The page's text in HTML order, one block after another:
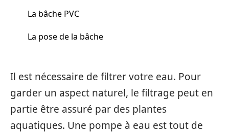
La bâche PVC
La pose de la bâche
Il est nécessaire de filtrer votre eau. Pour
garder un aspect naturel, le filtrage peut en
partie être assuré par des plantes
aquatiques. Une pompe à eau est tout de